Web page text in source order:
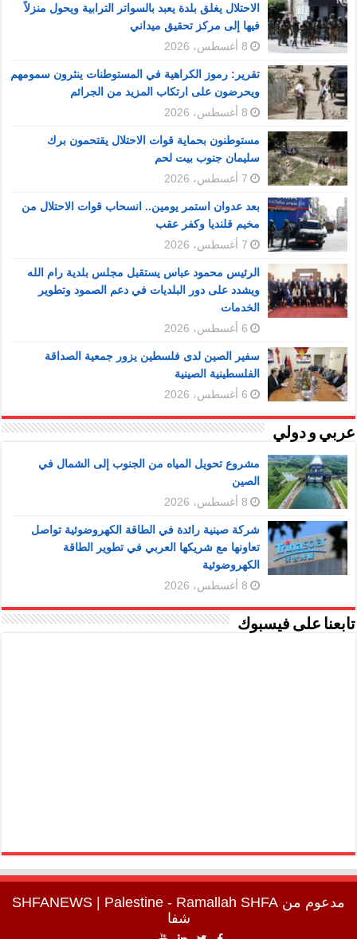
الاحتلال يغلق بلدة يعبد بالسواتر الترابية ويحول منزلاً
فيها إلى مركز تحقيق ميداني
8 أغسطس، 2026
تقرير: رموز الكراهية في المستوطنات ينثرون سمومهم
ويحرضون على ارتكاب المزيد من الجرائم
8 أغسطس، 2026
مستوطنون بحماية قوات الاحتلال يقتحمون برك
سليمان جنوب بيت لحم
7 أغسطس، 2026
بعد عدوان استمر يومين.. انسحاب قوات الاحتلال من
مخيم قلنديا وكفر عقب
7 أغسطس، 2026
الرئيس محمود عباس يستقبل مجلس بلدية رام الله
ويشدد على دور البلديات في دعم الصمود وتطوير
الخدمات
6 أغسطس، 2026
سفير الصين لدى فلسطين يزور جمعية الصداقة
الفلسطينية الصينية
6 أغسطس، 2026
عربي و دولي
مشروع تحويل المياه من الجنوب إلى الشمال في
الصين
8 أغسطس، 2026
شركة صينية رائدة في الطاقة الكهروضوئية تواصل
تعاونها مع شريكها العربي في تطوير الطاقة
الكهروضوئية
8 أغسطس، 2026
تابعنا على فيسبوك
مدعوم من SHFANEWS | Palestine - Ramallah SHFA
شفا